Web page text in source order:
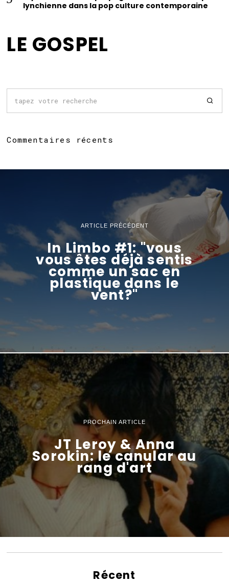
lynchienne dans la pop culture contemporaine
LE GOSPEL
Commentaires récents
ARTICLE PRÉCÉDENT
In Limbo #1: "vous
vous êtes déjà sentis
comme un sac en
plastique dans le
vent?"
PROCHAIN ARTICLE
JT Leroy & Anna
Sorokin: le canular au
rang d'art
Récent